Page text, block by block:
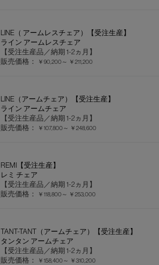
LINE（ アームレスチェア）【受注生産】
ライン アームレスチェア
【受注生産品／納期 1-2ヵ月】
販売価格：
￥90,200～ ￥211,200
LINE（アームチェア）【受注生産】
ライン アームチェア
【受注生産品／納期 1-2ヵ月】
販売価格：
￥107,800～ ￥248,600
REMI【受注生産】
レミ チェア
【受注生産品／納期 1-2ヵ月】
販売価格：
￥118,800～ ￥253,000
TANT-TANT（アームチェア）【受注生産】
タンタン アームチェア
【受注生産品／納期 1-2ヵ月】
販売価格：
￥158,400～ ￥310,200